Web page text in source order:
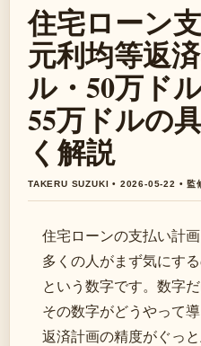
住宅ローン
元利均等返
ル・50万ド
55万ドルの
く解説
TAKERU SUZUKI • 2026-05-22 • 監
住宅ローンの支払い計画
多くの人がまず気にす
という数字です。数字
その数字がどうやって
返済計画の精度がぐっ